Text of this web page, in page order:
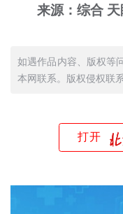
来源：综合
如遇作品内容、版权等
本网联系。版权侵权联
打开